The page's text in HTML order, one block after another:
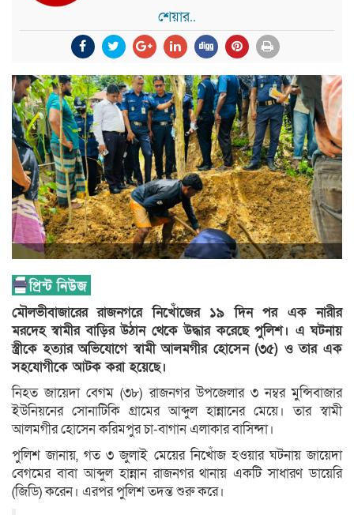
শেয়ার..
মৌলভীবাজারের রাজনগরে নিখোঁজের ১৯ দিন পর এক নারীর
মরদেহ স্বামীর বাড়ির উঠান থেকে উদ্ধার করেছে পুলিশ। এ ঘটনায়
স্ত্রীকে হত্যার অভিযোগে স্বামী আলমগীর হোসেন (৩৫) ও তার এক
সহযোগীকে আটক করা হয়েছে।
নিহত জায়েদা বেগম (৩৮) রাজনগর উপজেলার ৩ নম্বর মুন্সিবাজার
ইউনিয়নের সোনাটিকি গ্রামের আব্দুল হান্নানের মেয়ে। তার স্বামী
আলমগীর হোসেন করিমপুর চা-বাগান এলাকার বাসিন্দা।
পুলিশ জানায়, গত ৩ জুলাই মেয়ের নিখোঁজ হওয়ার ঘটনায় জায়েদা
বেগমের বাবা আব্দুল হান্নান রাজনগর থানায় একটি সাধারণ ডায়েরি
(জিডি) করেন। এরপর পুলিশ তদন্ত শুরু করে।